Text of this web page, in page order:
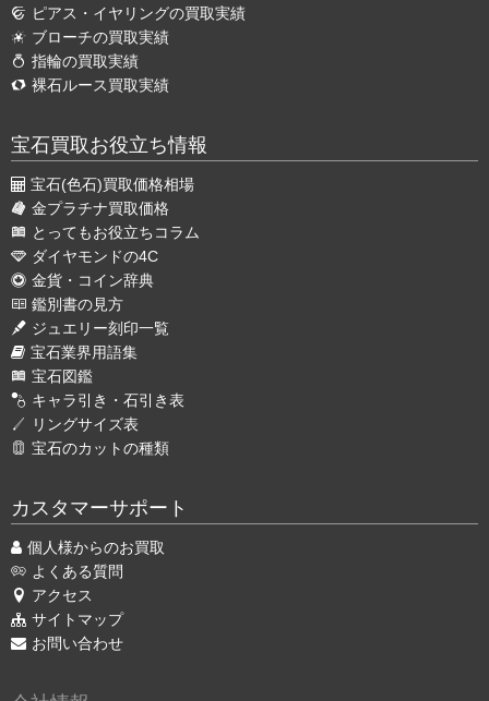
ピアス・イヤリングの買取実績
ブローチの買取実績
指輪の買取実績
裸石ルース買取実績
宝石買取お役立ち情報
宝石(色石)買取価格相場
金プラチナ買取価格
とってもお役立ちコラム
ダイヤモンドの4C
金貨・コイン辞典
鑑別書の見方
ジュエリー刻印一覧
宝石業界用語集
宝石図鑑
キャラ引き・石引き表
リングサイズ表
宝石のカットの種類
カスタマーサポート
個人様からのお買取
よくある質問
アクセス
サイトマップ
お問い合わせ